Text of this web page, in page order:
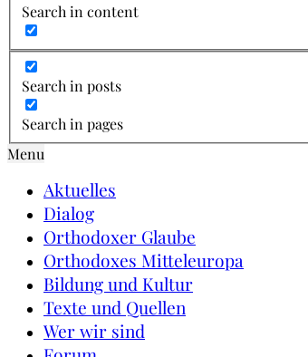
Search in content
Search in posts
Search in pages
Menu
Aktuelles
Dialog
Orthodoxer Glaube
Orthodoxes Mitteleuropa
Bildung und Kultur
Texte und Quellen
Wer wir sind